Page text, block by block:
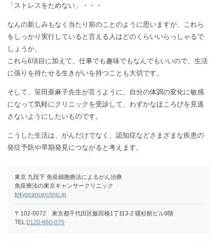
「ストレスをためない」・・・
なんの新しみもなく当たり前のことのように思いますが、これら
をしっかり実行していると言える人はどのくらいいらっしゃるで
しょうか。
これら6項目に加えて、仕事でも趣味でもなんでもいいので、生活
に張りを持たせる生きがいを持つことも大切です。
そして、笹田亜麻子先生が言うように、自分の体調の変化に敏感
になって気軽にクリニックを受診して、わずかなほころびを見逃
さないようにしたいものです。
こうした生活は、がんだけでなく、認知症などさまざまな疾患の
発症予防や早期発見につながると考えます。
東京 九段下 免疫細胞療法によるがん治療
免疫療法の東京キャンサークリニック
tokyocancerclinic.jp
〒102-0072 東京都千代田区飯田橋1丁目3-2 曙杉館ビル9階
TEL:0120-660-075